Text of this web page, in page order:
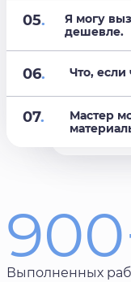
05.
Я могу
дешевле.
06. Что, если
07.
Мастер
Выполненных